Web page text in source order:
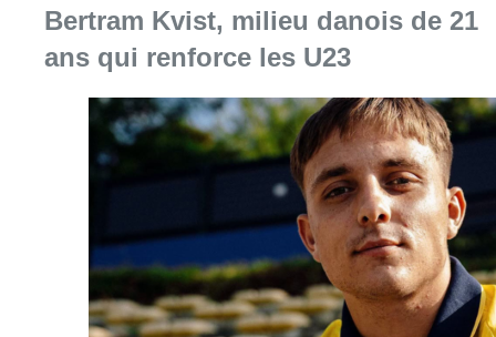
Bertram Kvist, milieu danois de 21
ans qui renforce les U23